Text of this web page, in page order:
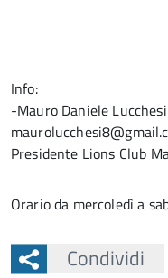
Info:
-Mauro Daniele
Presidente Lions Club
Orario da mercoledì a
Condividi